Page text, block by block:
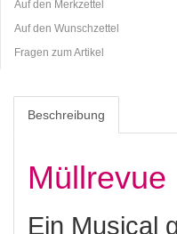
Auf den Merkzettel
Auf den Wunschzettel
Fragen zum Artikel
Beschreibung
Müllrevue
Ein Musical